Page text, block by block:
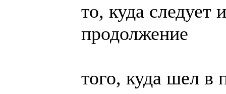
то, куда следует
продолжение
того, куда шел в